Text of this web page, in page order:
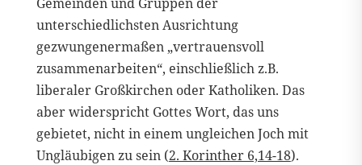
unterschiedlichsten Ausrichtung
gezwungenermaßen „vertrauensvoll
zusammenarbeiten“, einschließlich z.B.
liberaler Großkirchen oder Katholiken. Das
aber widerspricht Gottes Wort, das uns
gebietet, nicht in einem ungleichen Joch mit
Ungläubigen zu sein (2. Korinther 6,14-18).